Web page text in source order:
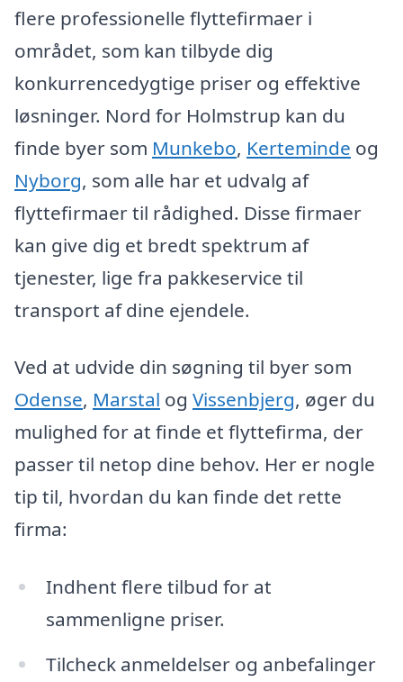
flere professionelle flyttefirmaer i
området, som kan tilbyde dig
konkurrencedygtige priser og effektive
løsninger. Nord for Holmstrup kan du
finde byer som Munkebo, Kerteminde og
Nyborg, som alle har et udvalg af
flyttefirmaer til rådighed. Disse firmaer
kan give dig et bredt spektrum af
tjenester, lige fra pakkeservice til
transport af dine ejendele.
Ved at udvide din søgning til byer som
Odense, Marstal og Vissenbjerg, øger du
mulighed for at finde et flyttefirma, der
passer til netop dine behov. Her er nogle
tip til, hvordan du kan finde det rette
firma:
Indhent flere tilbud for at
sammenligne priser.
Tilcheck anmeldelser og anbefalinger